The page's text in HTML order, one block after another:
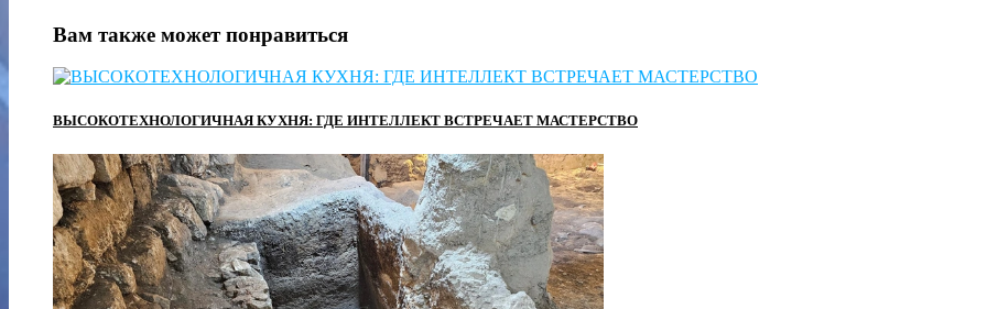
Вам также может понравиться
ВЫСОКОТЕХНОЛОГИЧНАЯ КУХНЯ: ГДЕ ИНТЕЛЛЕКТ ВСТРЕЧАЕТ МАСТЕРСТВО